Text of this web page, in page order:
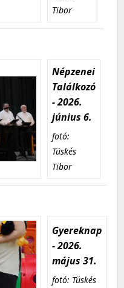
Tibor
Népzenei
Találkozó
- 2026.
június 6.
fotó:
Tüskés
Tibor
Gyereknap
- 2026.
május 31.
fotó: Tüskés